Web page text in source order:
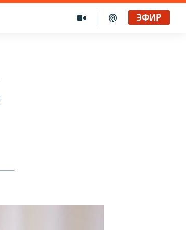
ЭФИР